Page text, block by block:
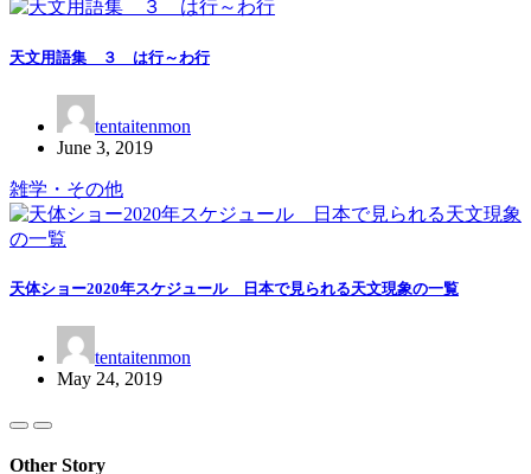
天文用語集 ３ は行～わ行
tentaitenmon
June 3, 2019
雑学・その他
天体ショー2020年スケジュール 日本で見られる天文現象の一覧
tentaitenmon
May 24, 2019
Other Story